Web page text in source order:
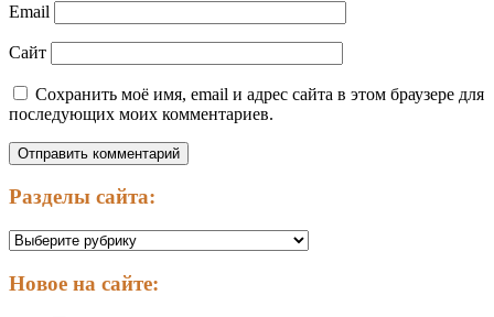
Email
Сайт
Сохранить моё имя, email и адрес сайта в этом браузере для
последующих моих комментариев.
Разделы сайта:
Разделы
Новое на сайте: